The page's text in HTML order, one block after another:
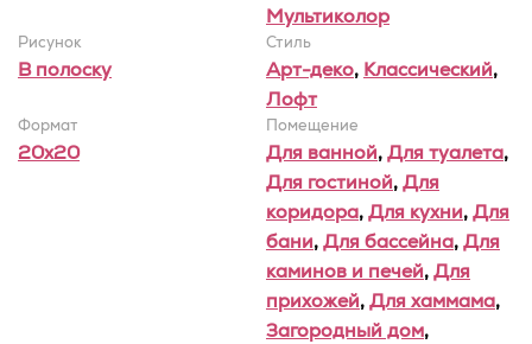
Мультиколор
Рисунок
В полоску
Стиль
Арт-деко, Классический,
Лофт
Формат
20x20
Помещение
Для ванной,Для туалета,
Для гостиной,Для
коридора,Для кухни,Для
бани,Для бассейна,Для
каминов и печей,Для
прихожей,Для хаммама,
Загородный дом,